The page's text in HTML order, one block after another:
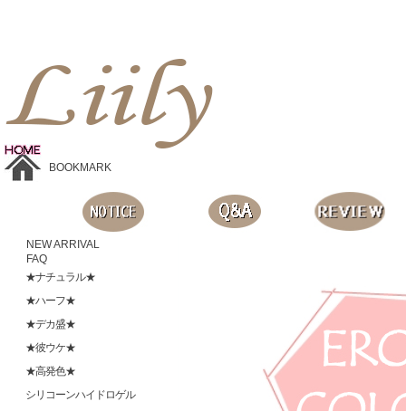
BOOKMARK
NEW ARRIVAL
FAQ
★ナチュラル★
★ハーフ★
★デカ盛★
★彼ウケ★
★高発色★
シリコーンハイドロゲル